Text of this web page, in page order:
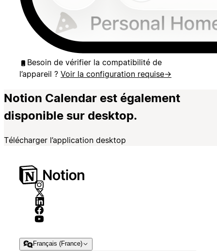
Besoin de vérifier la compatibilité de
l’appareil ? Voir la configuration requise→
Notion Calendar est également
disponible sur desktop.
Télécharger l’application desktop
Français (France)